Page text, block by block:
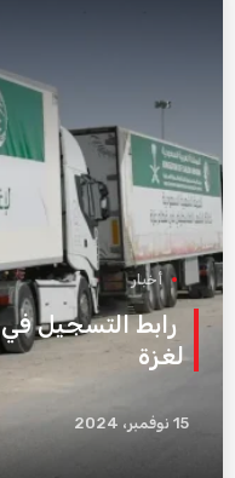
أخبار
رابط التسجيل
لغزة
15 نوفمبر، 2024